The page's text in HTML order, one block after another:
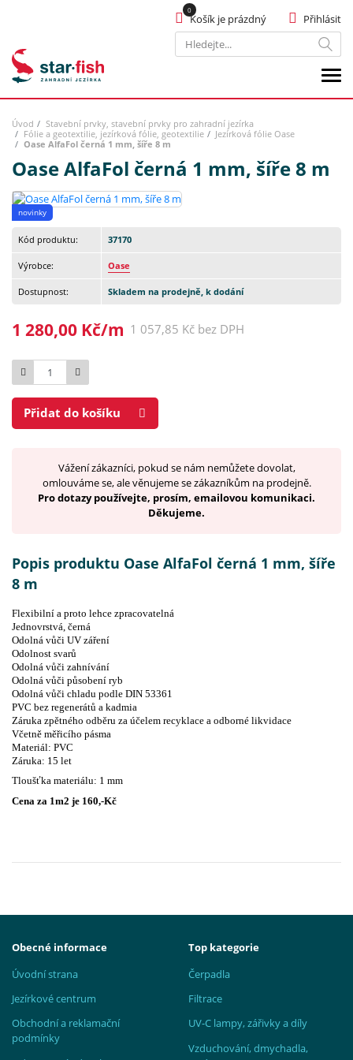
Hledat
Přihlásit
Košík je prázdný
Úvod
Stavební prvky, stavební prvky pro zahradní jezírka
Fólie a geotextilie, jezírková fólie, geotextilie
Jezírková fólie Oase
Oase AlfaFol černá 1 mm, šíře 8 m
Oase AlfaFol černá 1 mm, šíře 8 m
novinky
Kód produktu: 37170
Výrobce: Oase
Dostupnost: Skladem na prodejně, k dodání
1 280,00 Kč/m 1 057,85 Kč bez DPH
Počet
Přidat do košíku
Vážení zákazníci, pokud se nám nemůžete dovolat,
omlouváme se, ale věnujeme se zákazníkům na prodejně.
Pro dotazy používejte, prosím, emailovou komunikaci.
Děkujeme.
Popis produktu Oase AlfaFol černá 1 mm, šíře
8 m
Flexibilní a proto lehce zpracovatelná
Jednovrstvá, černá
Odolná vůči UV záření
Odolnost svarů
Odolná vůči zahnívání
Odolná vůči působení ryb
Odolná vůči chladu podle DIN 53361
PVC bez regenerátů a kadmia
Záruka zpětného odběru za účelem recyklace a odborné likvidace
Včetně měřicího pásma
Materiál: PVC
Záruka: 15 let
Tloušťka materiálu: 1 mm
Cena za 1m2 je 160,-Kč
Obecné informace
Úvodní strana
Jezírkové centrum
Obchodní a reklamační
podmínky
Top kategorie
Čerpadla
Filtrace
UV-C lampy, zářivky a díly
Vzduchování, dmychadla,